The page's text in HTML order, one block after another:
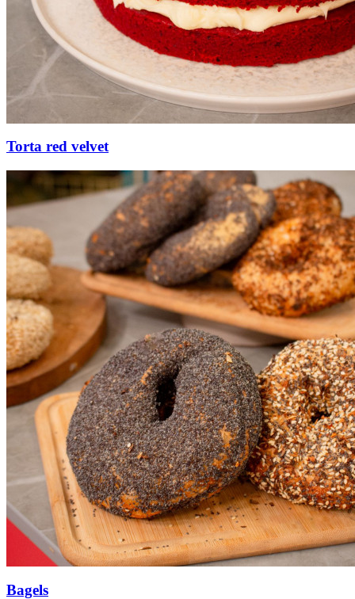
Torta red velvet
Bagels